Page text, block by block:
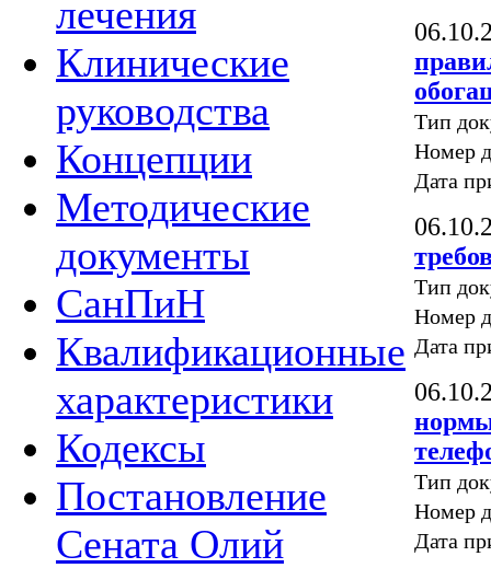
лечения
Клинические
руководства
Концепции
Методические
документы
СанПиН
Квалификационные
характеристики
Кодексы
Постановление
Сената Олий
Тип
Номер
Дата
Тип
Номер
Дата
Тип
Номер
Дата